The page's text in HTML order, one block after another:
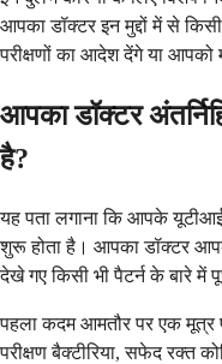
आपका डॉक्टर इन मुद्दों में से
परीक्षणों का आदेश देंगे या आपको
आपका डॉक्टर
है?
यह पता लगाना कि आपके
शुरू होता है। आपका डॉक्टर
देखे गए किसी भी पैटर्न के बारे में
पहला कदम आमतौर पर एक मूत्र
परीक्षण बैक्टीरिया, सफेद